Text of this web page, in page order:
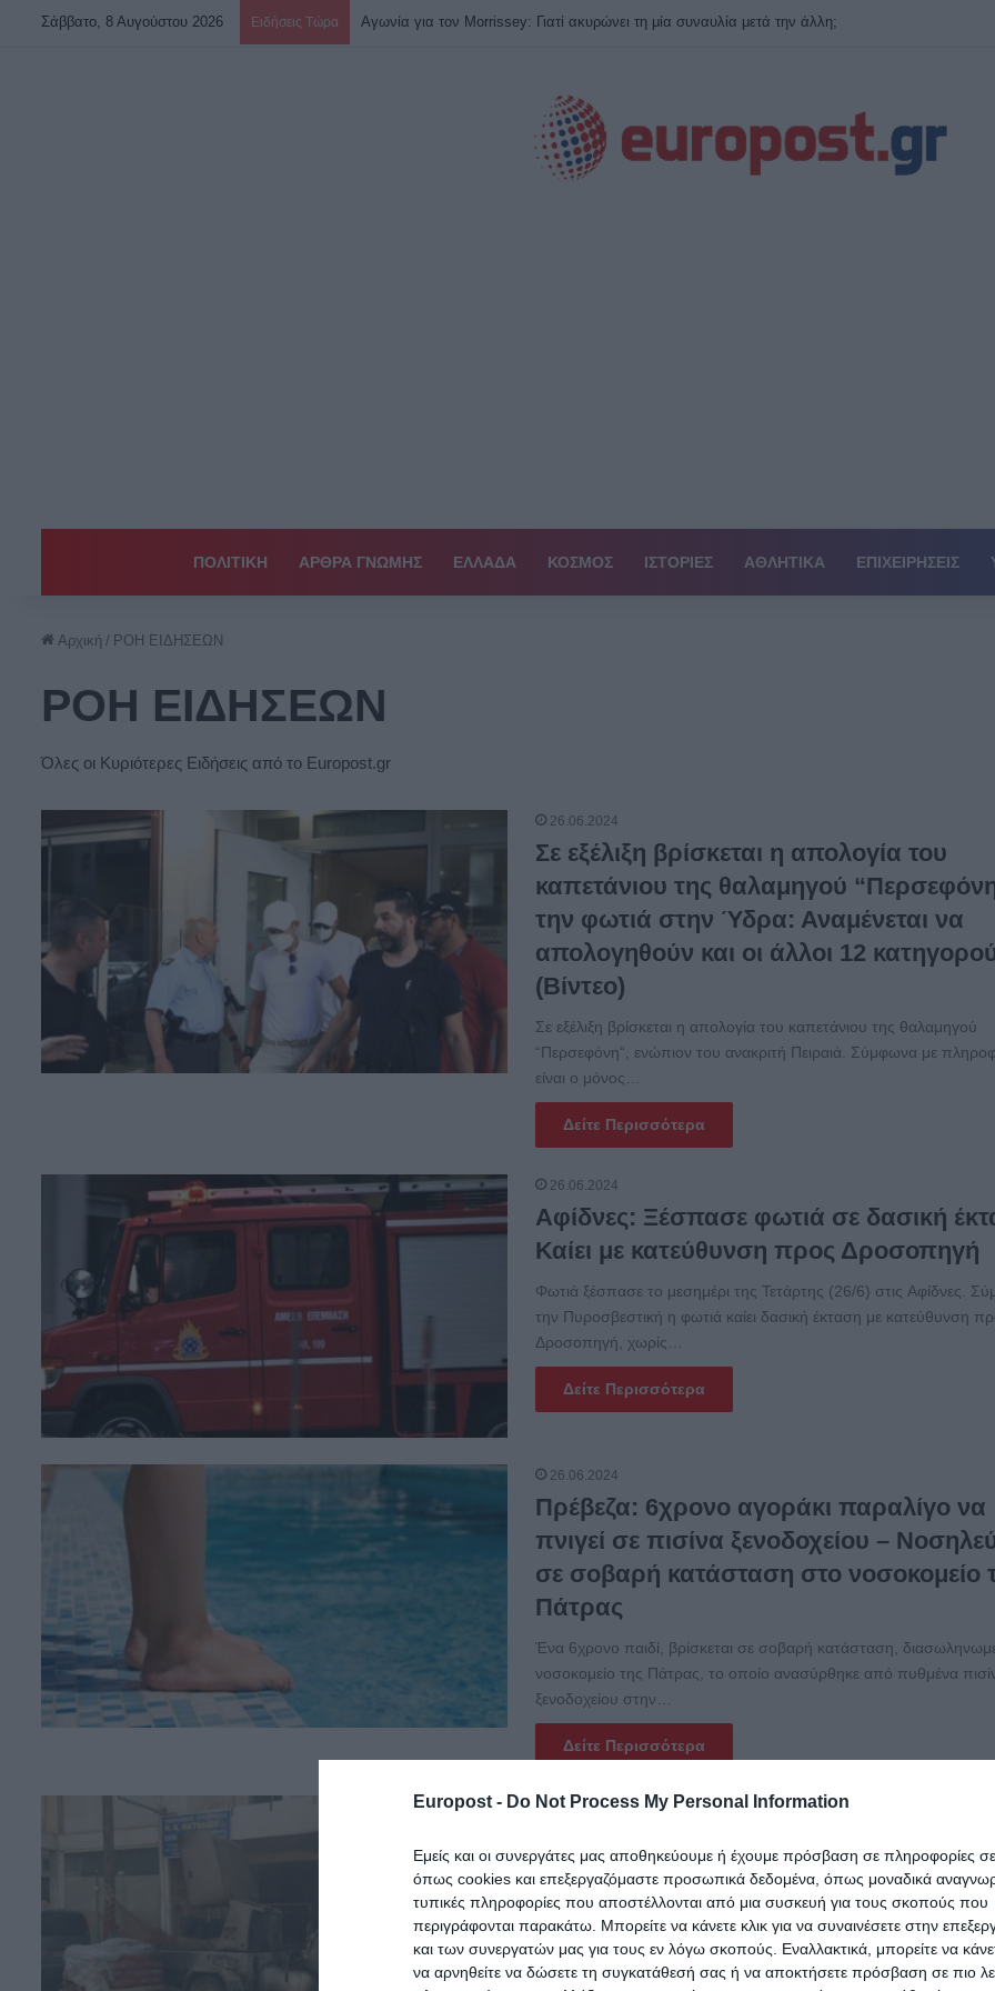
Europost - Do Not Process My Personal Information
Εμείς και οι συνεργάτες μας αποθηκεύουμε ή έχουμε πρόσβαση σε πληροφορίες
όπως cookies και επεξεργαζόμαστε προσωπικά δεδομένα, όπως μοναδικά
τυπικές πληροφορίες που αποστέλλονται από μια συσκευή για τους σκοπούς που
περιγράφονται παρακάτω. Μπορείτε να κάνετε κλικ για να συναινέσετε στην
και των συνεργατών μας για τους εν λόγω σκοπούς. Εναλλακτικά, μπορείτε να
να αρνηθείτε να δώσετε τη συγκατάθεσή σας ή να αποκτήσετε πρόσβαση σε πιο
Σάββατο, 8 Αυγούστου 2026 Ειδήσεις Τώρα Συναγερμός από τον Σάκη Αρναούτογλου για τη Μεσόγειο: Ξεπέρασε τους 33℃ η θερμοκρασία
ΠΟΛΙΤΙΚΗ ΑΡΘΡΑ ΓΝΩΜΗΣ EΛΛΑΔΑ ΚΟΣΜΟΣ ΙΣΤΟΡΙΕΣ ΑΘΛΗΤΙΚΑ ΕΠΙΧΕΙΡΗΣΕΙΣ
Αρχική / ΡΟΗ ΕΙΔΗΣΕΩΝ
ΡΟΗ ΕΙΔΗΣΕΩΝ
Όλες οι Κυριότερες Ειδήσεις από το Europost.gr
26.06.2024
Σε εξέλιξη βρίσκεται η απολογία του
καπετάνιου της θαλαμηγού
την φωτιά στην Ύδρα: Αναμένεται να
απολογηθούν και οι άλλοι 12
(Βίντεο)
Σε εξέλιξη βρίσκεται η απολογία του καπετάνιου της θαλαμηγού
“Περσεφόνη“, ενώπιον του ανακριτή Πειραιά. Σύμφωνα με
είναι ο μόνος…
Δείτε Περισσότερα
26.06.2024
Αφίδνες: Ξέσπασε φωτιά σε δασική
Καίει με κατεύθυνση προς Δροσοπηγή
Φωτιά ξέσπασε το μεσημέρι της Τετάρτης (26/6) στις Αφίδνες.
την Πυροσβεστική η φωτιά καίει δασική έκταση με κατεύθυνση
Δροσοπηγή, χωρίς…
Δείτε Περισσότερα
26.06.2024
Πρέβεζα: 6χρονο αγοράκι παραλίγο να
πνιγεί σε πισίνα ξενοδοχείου –
σε σοβαρή κατάσταση στο νοσοκομείο
Πάτρας
Ένα 6χρονο παιδί, βρίσκεται σε σοβαρή κατάσταση,
νοσοκομείο της Πάτρας, το οποίο ανασύρθηκε από πυθμένα
ξενοδοχείου στην…
Δείτε Περισσότερα
25.06.2024
Λαμπάδιασε μπετονιέρα έξω από
Μεγάλες ζημιές σε σταθμευμένα
(Φωτο)
Το μεσημέρι της Τρίτης λαμπάδιασε από άγνωστες αιτίες